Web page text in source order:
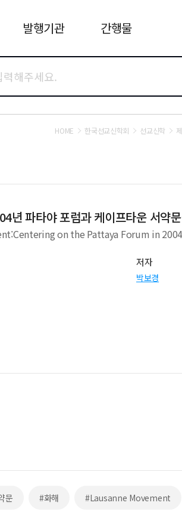
발행기관 간행물
HOME 한국선교신학회 선교신학
년 파타야 포럼과 케이프타운 서약
on the Pattaya Forum in
저자
박보경
문 #화해 #Lausanne Movement